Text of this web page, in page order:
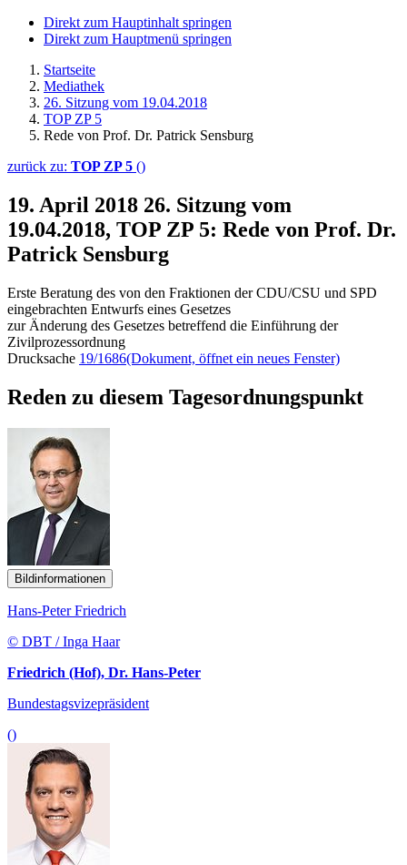
Direkt zum Hauptinhalt springen
Direkt zum Hauptmenü springen
Startseite
Mediathek
26. Sitzung vom 19.04.2018
TOP ZP 5
Rede von Prof. Dr. Patrick Sensburg
zurück zu: TOP ZP 5 ()
19. April 2018 26. Sitzung vom
19.04.2018, TOP ZP 5: Rede von Prof. Dr.
Patrick Sensburg
Erste Beratung des von den Fraktionen der CDU/CSU und SPD
eingebrachten Entwurfs eines Gesetzes
zur Änderung des Gesetzes betreffend die Einführung der
Zivilprozessordnung
Drucksache 19/1686(Dokument, öffnet ein neues Fenster)
Reden zu diesem Tagesordnungspunkt
Bildinformationen
Hans-Peter Friedrich
© DBT / Inga Haar
Friedrich (Hof), Dr. Hans-Peter
Bundestagsvizepräsident
()